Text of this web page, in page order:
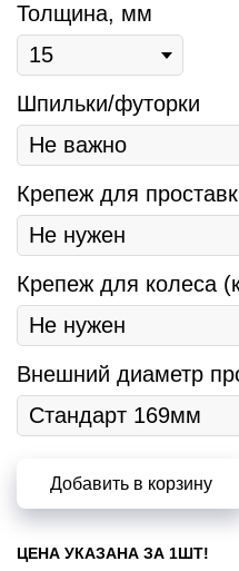
Толщина, мм
Шпильки/футорки
Крепеж для
Крепеж для колеса
Внешний диаметр
Добавить в корзину
ЦЕНА УКАЗАНА ЗА 1ШТ!